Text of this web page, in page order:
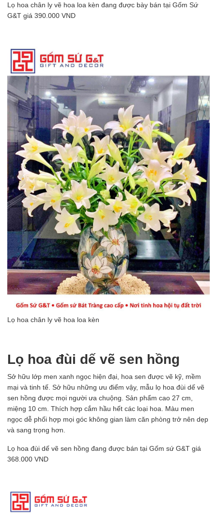
Lọ hoa chân ly vẽ hoa loa kèn đang được bày bán tại Gốm Sứ
G&T giá 390.000 VND
Lọ hoa chân ly vẽ hoa loa kèn
Lọ hoa đùi dế vẽ sen hồng
Sở hữu lớp men xanh ngọc hiện đại, hoa sen được vẽ kỹ, mềm
mại và tinh tế. Sở hữu những ưu điểm vậy, mẫu lọ hoa đùi dế vẽ
sen hồng được mọi người ưa chuộng. Sản phẩm cao 27 cm,
miệng 10 cm. Thích hợp cắm hầu hết các loại hoa. Màu men
ngọc dễ phối hợp mọi góc không gian làm căn phòng trở nên dẹp
và sang trọng hơn.
Lọ hoa đùi dế vẽ sen hồng đang được bán tại Gốm sứ G&T giá
368.000 VND